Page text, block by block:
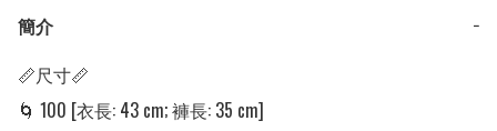
簡介
−
📏尺寸📏
🌀 100 [衣長: 43 cm; 褲長: 35 cm]